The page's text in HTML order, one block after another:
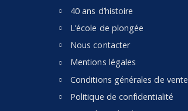
40 ans d’histoire
L’école de plongée
Nous contacter
Mentions légales
Conditions générales de vente
Politique de confidentialité